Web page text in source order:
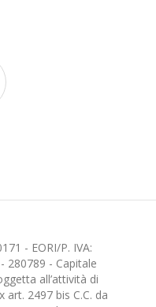
- EORI/P. IVA:
280789 - Capitale
all’attività di
2497 bis C.C. da